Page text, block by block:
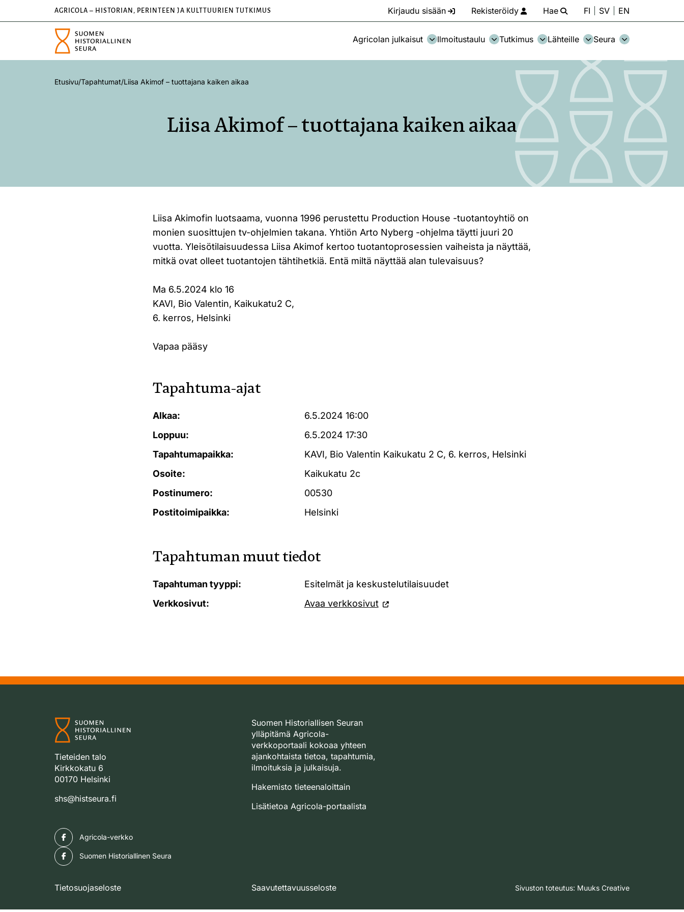
AGRICOLA – HISTORIAN, PERINTEEN JA KULTTUURIEN TUTKIMUS Kirjaudu sisään Rekisteröidy Hae FI SV EN
Agricolan julkaisut Ilmoitustaulu Tutkimus Lähteille Seura
Etusivu/Tapahtumat/Liisa Akimof – tuottajana kaiken aikaa
Liisa Akimof – tuottajana kaiken aikaa
Liisa Akimofin luotsaama, vuonna 1996 perustettu Production House -tuotantoyhtiö on
monien suosittujen tv-ohjelmien takana. Yhtiön Arto Nyberg -ohjelma täytti juuri 20
vuotta. Yleisötilaisuudessa Liisa Akimof kertoo tuotantoprosessien vaiheista ja näyttää,
mitkä ovat olleet tuotantojen tähtihetkiä. Entä miltä näyttää alan tulevaisuus?
Ma 6.5.2024 klo 16
KAVI, Bio Valentin, Kaikukatu2 C,
6. kerros, Helsinki
Vapaa pääsy
Tapahtuma-ajat
Alkaa:
6.5.2024 16:00
Loppuu:
6.5.2024 17:30
Tapahtumapaikka:
KAVI, Bio Valentin Kaikukatu 2 C, 6. kerros, Helsinki
Osoite:
Kaikukatu 2c
Postinumero:
00530
Postitoimipaikka:
Helsinki
Tapahtuman muut tiedot
Tapahtuman tyyppi:
Esitelmät ja keskustelutilaisuudet
Verkkosivut:
Avaa verkkosivut
Tieteiden talo
Kirkkokatu 6
00170 Helsinki
shs@histseura.fi
Suomen Historiallisen Seuran
ylläpitämä Agricola-
verkkoportaali kokoaa yhteen
ajankohtaista tietoa, tapahtumia,
ilmoituksia ja julkaisuja.
Hakemisto tieteenaloittain
Lisätietoa Agricola-portaalista
Agricola-verkko
Suomen Historiallinen Seura
Tietosuojaseloste Saavutettavuusseloste Sivuston toteutus: Muuks Creative